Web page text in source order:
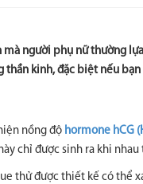
người phụ nữ thường
kinh, đặc biệt nếu
nồng độ hormone hCG
chỉ được sinh ra khi
thử được thiết kế có thể